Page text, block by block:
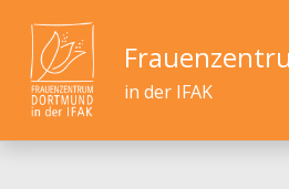
in der IFAK